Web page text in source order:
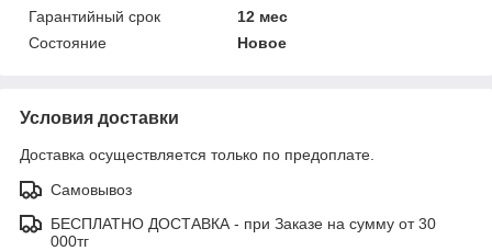
Гарантийный срок
12 мес
Состояние
Новое
Условия доставки
Доставка осуществляется только по предоплате.
Самовывоз
БЕСПЛАТНО ДОСТАВКА - при Заказе на сумму от 30
000тг